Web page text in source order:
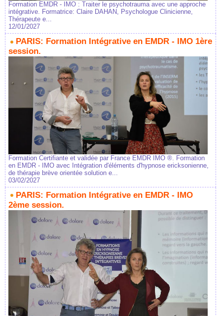
Formation EMDR - IMO : Traiter le psychotrauma avec une approche
intégrative. Formatrice: Claire DAHAN, Psychologue Clinicienne,
Thérapeute e...
12/01/2027
PARIS: Formation Intégrative en EMDR - IMO 1ère
session.
Formation Certifiante et validée par France EMDR IMO ®. Formation
en EMDR - IMO avec Intégration d'éléments d'hypnose ericksonienne,
de thérapie brève orientée solution e...
03/02/2027
PARIS: Formation Intégrative en EMDR - IMO
2ème session.